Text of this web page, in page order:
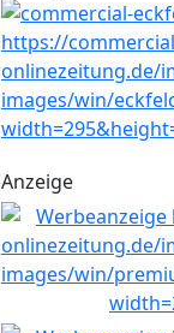
Anzeige